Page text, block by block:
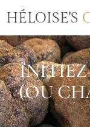
HÉLOISE'S
(OU